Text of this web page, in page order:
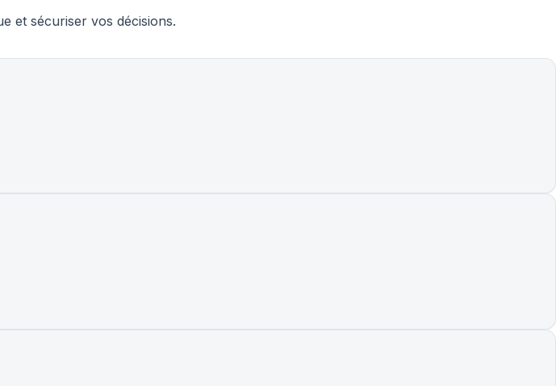
et sécuriser vos décisions.